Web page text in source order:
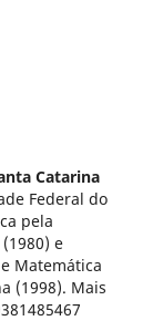
Catarina
Federal do
pela
e
Matemática
(1998). Mais